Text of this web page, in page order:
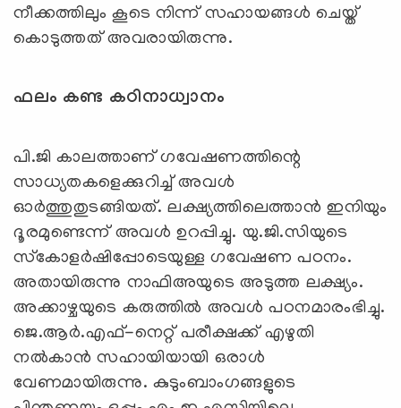
നീക്കത്തിലും കൂടെ നിന്ന് സഹായങ്ങള്‍ ചെയ്ത്
കൊടുത്തത് അവരായിരുന്നു.
ഫലം കണ്ട കഠിനാധ്വാനം
പി.ജി കാലത്താണ് ഗവേഷണത്തിന്റെ
സാധ്യതകളെക്കുറിച്ച് അവള്‍
ഓര്‍ത്തുതുടങ്ങിയത്. ലക്ഷ്യത്തിലെത്താന്‍ ഇനിയും
ദൂരമുണ്ടെന്ന് അവള്‍ ഉറപ്പിച്ചു. യു.ജി.സിയുടെ
സ്‌കോളര്‍ഷിപ്പോടെയുള്ള ഗവേഷണ പഠനം.
അതായിരുന്നു നാഫിഅയുടെ അടുത്ത ലക്ഷ്യം.
അക്കാഴ്ചയുടെ കരുത്തില്‍ അവള്‍ പഠനമാരംഭിച്ചു.
ജെ.ആര്‍.എഫ്-നെറ്റ് പരീക്ഷക്ക് എഴുതി
നല്‍കാന്‍ സഹായിയായി ഒരാള്‍
വേണമായിരുന്നു. കുടുംബാംഗങ്ങളുടെ